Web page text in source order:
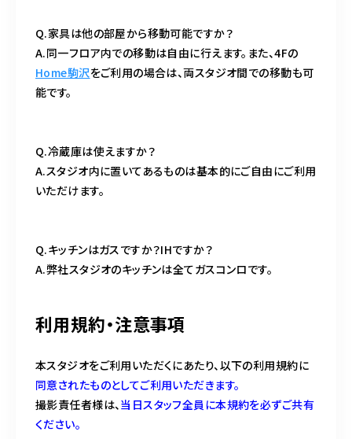
Q.家具は他の部屋から移動可能ですか？
A.同一フロア内での移動は自由に行えます。また、4Fの
Home駒沢をご利用の場合は、両スタジオ間での移動も可
能です。
Q.冷蔵庫は使えますか？
A.スタジオ内に置いてあるものは基本的にご自由にご利用
いただけます。
Q.キッチンはガスですか？IHですか？
A.弊社スタジオのキッチンは全てガスコンロです。
利用規約・注意事項
本スタジオをご利用いただくにあたり、以下の利用規約に
同意されたものとしてご利用いただきます。
撮影責任者様は、 当日スタッフ全員に本規約を必ずご共有
ください。